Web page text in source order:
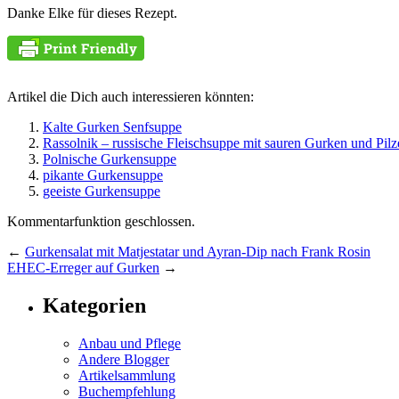
Danke Elke für dieses Rezept.
Artikel die Dich auch interessieren könnten:
Kalte Gurken Senfsuppe
Rassolnik – russische Fleischsuppe mit sauren Gurken und
Polnische Gurkensuppe
pikante Gurkensuppe
geeiste Gurkensuppe
Kommentarfunktion geschlossen.
← Gurkensalat mit Matjestatar und Ayran-Dip nach Frank Rosin
EHEC-Erreger auf Gurken →
Kategorien
Anbau und Pflege
Andere Blogger
Artikelsammlung
Buchempfehlung